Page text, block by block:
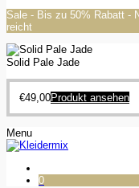
Sale - Bis zu 50% Rabatt -
reicht
Solid Pale Jade
€49,00Produkt ansehen
Menu
0